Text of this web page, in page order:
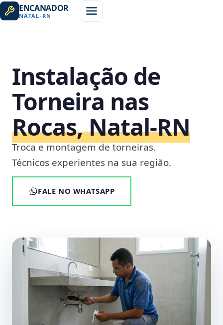
ENCANADOR
NATAL-RN
Instalação de
Torneira nas
Rocas, Natal‑RN
Troca e montagem de torneiras.
Técnicos experientes na sua região.
FALE NO WHATSAPP